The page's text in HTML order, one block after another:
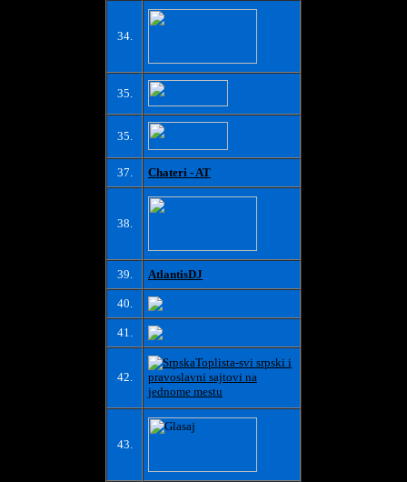
34.
35.
35.
37. Chateri - AT
38.
39. AtlantisDJ
40.
41.
42.
43.